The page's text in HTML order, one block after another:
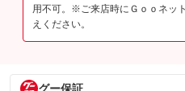
用不可。※ご来店時にＧｏｏネッ
えください。
グー保証